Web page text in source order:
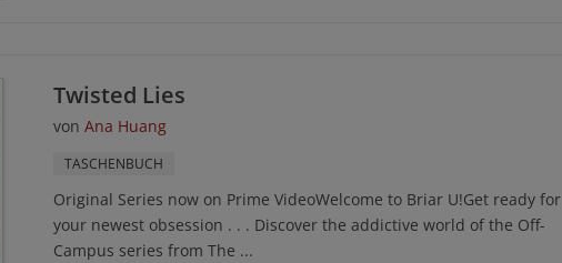
Twisted Lies
vonAna Huang
TASCHENBUCH
Original Series now on Prime VideoWelcome to Briar U!Get ready for
your newest obsession . . . Discover the addictive world of the Off-
Campus series from The ...